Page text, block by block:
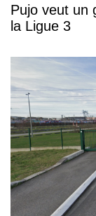
Pujo veut un
la Ligue 3